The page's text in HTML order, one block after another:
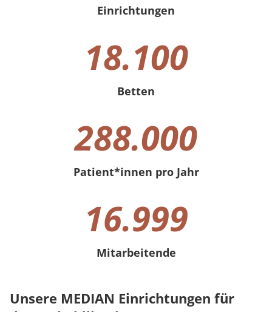
Einrichtungen
18.100
Betten
288.000
Patient*innen pro Jahr
17.000
Mitarbeitende
Unsere MEDIAN Einrichtungen für